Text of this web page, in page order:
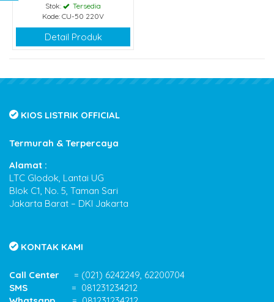
Stok:
Tersedia
Kode: CU-50 220V
Detail Produk
KIOS LISTRIK OFFICIAL
Termurah & Terpercaya
Alamat :
LTC Glodok, Lantai UG
Blok C1, No. 5, Taman Sari
Jakarta Barat – DKI Jakarta
KONTAK KAMI
Call Center = (021) 6242249, 62200704
SMS = 081231234212